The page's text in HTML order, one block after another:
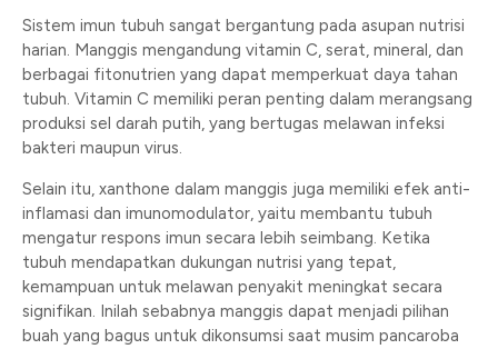
Sistem imun tubuh sangat bergantung pada asupan nutrisi
harian. Manggis mengandung vitamin C, serat, mineral, dan
berbagai fitonutrien yang dapat memperkuat daya tahan
tubuh. Vitamin C memiliki peran penting dalam merangsang
produksi sel darah putih, yang bertugas melawan infeksi
bakteri maupun virus.
Selain itu, xanthone dalam manggis juga memiliki efek anti-
inflamasi dan imunomodulator, yaitu membantu tubuh
mengatur respons imun secara lebih seimbang. Ketika
tubuh mendapatkan dukungan nutrisi yang tepat,
kemampuan untuk melawan penyakit meningkat secara
signifikan. Inilah sebabnya manggis dapat menjadi pilihan
buah yang bagus untuk dikonsumsi saat musim pancaroba